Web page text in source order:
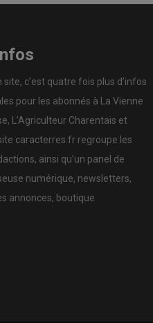
c’est quatre fois plus d’infos
pour les abonnés à La Vienne
L’Agriculteur Charentais et
caracterres.fr regroupe les
ainsi qu’un panel de
numérique, newsletters,
annonces, boutique